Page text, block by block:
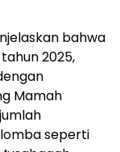
bahwa
2025,
Mamah
seperti